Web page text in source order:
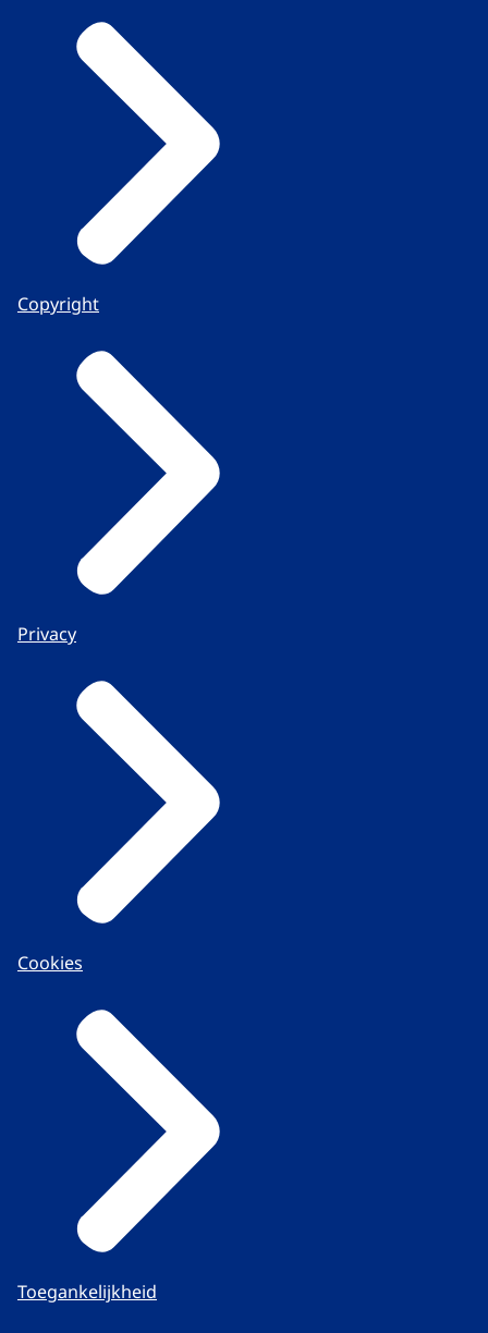
Copyright
Privacy
Cookies
Toegankelijkheid